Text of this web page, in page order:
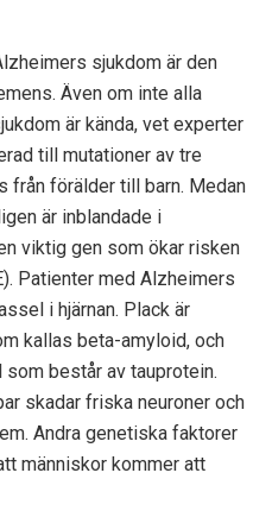
sjukdom är den
Även om inte alla
är kända, vet experter
till mutationer av tre
från förälder till barn. Medan
är inblandade i
viktig gen som ökar risken
Patienter med Alzheimers
i hjärnan. Plack är
kallas beta-amyloid, och
består av tauprotein.
skadar friska neuroner och
Andra genetiska faktorer
människor kommer att